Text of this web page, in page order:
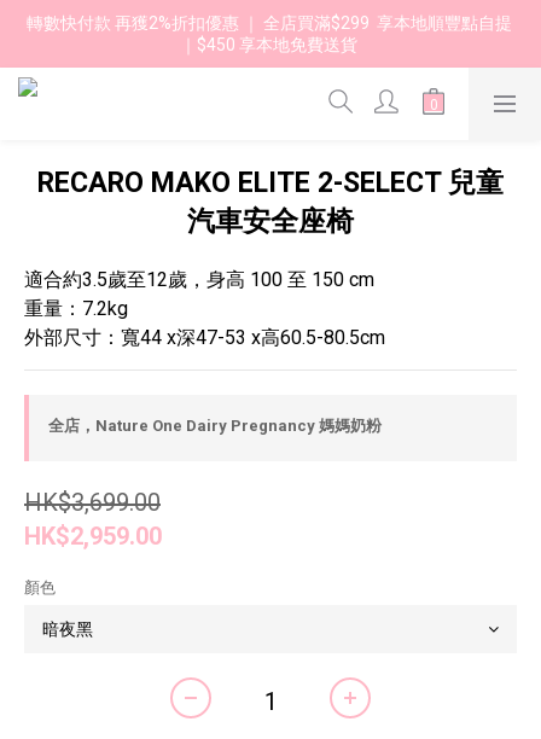
轉數快付款 再獲2%折扣優惠 ｜ 全店買滿$299  享本地順豐點自提
｜$450 享本地免費送貨
RECARO MAKO ELITE 2-SELECT 兒童
汽車安全座椅
適合約3.5歲至12歲，身高 100 至 150 cm
重量：7.2kg
外部尺寸：寬44 x深47-53 x高60.5-80.5cm
全店，Nature One Dairy Pregnancy 媽媽奶粉
HK$3,699.00
HK$2,959.00
顏色